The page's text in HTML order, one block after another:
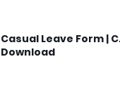
Casual Leave Form |
Download